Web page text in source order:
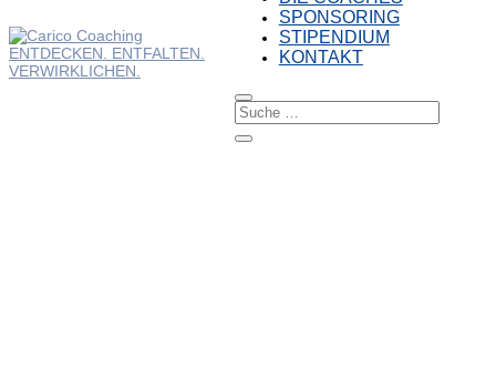
SPONSORING
STIPENDIUM
KONTAKT